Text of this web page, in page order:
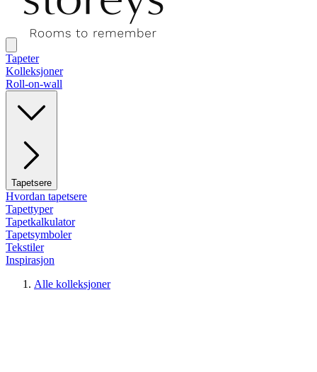
Tapeter
Kolleksjoner
Roll-on-wall
Tapetsere
Hvordan tapetsere
Tapettyper
Tapetkalkulator
Tapetsymboler
Tekstiler
Inspirasjon
Alle kolleksjoner